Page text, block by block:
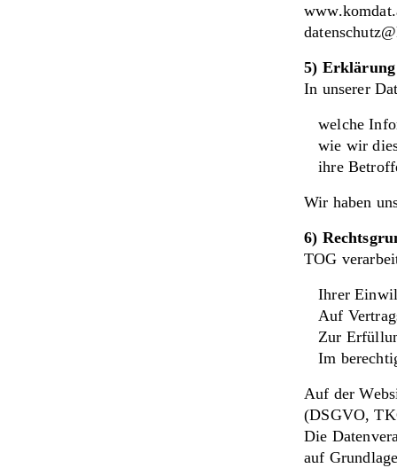
5) Erklärung
In unserer
welche
wie wir
ihre
Wir haben
6)
TOG
Ihrer
Auf
Zur
Im
Auf der
(DSGVO,
Die
auf